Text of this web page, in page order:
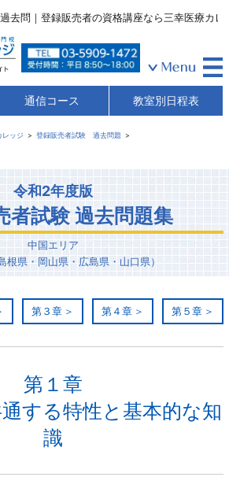
去問｜登録販売者の資格講座なら三幸医療カレ
通信コース 教室別日程表
レッジ
登録販売者試験 過去問題
令和2年度版
者試験 過去問題集
中国エリア
根県・岡山県・広島県・山口県）
第３章 第４章 第５章
第１章
する特性と基本的な知
識